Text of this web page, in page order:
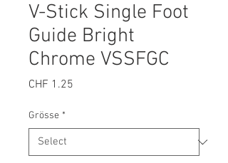
V-Stick Single Foot
Guide Bright
Chrome VSSFGC
CHF 1.25
Grösse *